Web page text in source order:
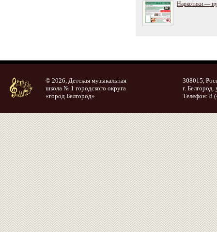
Наркотики —
© 2026, Детская музыкальная
школа № 1 городского округа
«город Белгород»
308015,
г. Белгород.
Телефон: 8